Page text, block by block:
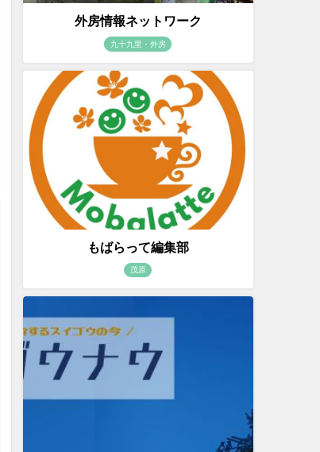
外房情報ネットワーク
九十九里・外房
もばらって編集部
茂原